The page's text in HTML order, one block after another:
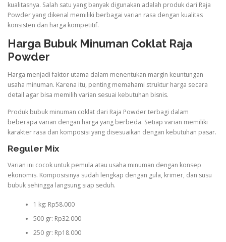
kualitasnya. Salah satu yang banyak digunakan adalah produk dari Raja
Powder yang dikenal memiliki berbagai varian rasa dengan kualitas
konsisten dan harga kompetitif.
Harga Bubuk Minuman Coklat Raja
Powder
Harga menjadi faktor utama dalam menentukan margin keuntungan
usaha minuman. Karena itu, penting memahami struktur harga secara
detail agar bisa memilih varian sesuai kebutuhan bisnis.
Produk bubuk minuman coklat dari Raja Powder terbagi dalam
beberapa varian dengan harga yang berbeda. Setiap varian memiliki
karakter rasa dan komposisi yang disesuaikan dengan kebutuhan pasar.
Reguler Mix
Varian ini cocok untuk pemula atau usaha minuman dengan konsep
ekonomis. Komposisinya sudah lengkap dengan gula, krimer, dan susu
bubuk sehingga langsung siap seduh.
1 kg: Rp58.000
500 gr: Rp32.000
250 gr: Rp18.000